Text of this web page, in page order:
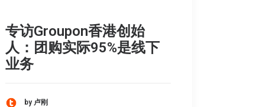
专访Groupon香港创始
人：团购实际95%是线下
业务
by 卢刚